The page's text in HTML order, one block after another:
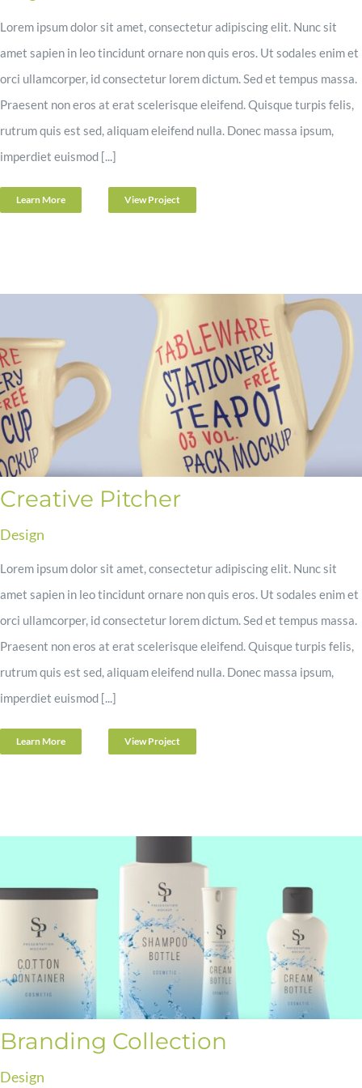
Lorem ipsum dolor sit amet, consectetur adipiscing elit. Nunc sit
amet sapien in leo tincidunt ornare non quis eros. Ut sodales enim et
orci ullamcorper, id consectetur lorem dictum. Sed et tempus massa.
Praesent non eros at erat scelerisque eleifend. Quisque turpis felis,
rutrum quis est sed, aliquam eleifend nulla. Donec massa ipsum,
imperdiet euismod [...]
Learn More View Project
Creative Pitcher
Design
Lorem ipsum dolor sit amet, consectetur adipiscing elit. Nunc sit
amet sapien in leo tincidunt ornare non quis eros. Ut sodales enim et
orci ullamcorper, id consectetur lorem dictum. Sed et tempus massa.
Praesent non eros at erat scelerisque eleifend. Quisque turpis felis,
rutrum quis est sed, aliquam eleifend nulla. Donec massa ipsum,
imperdiet euismod [...]
Learn More View Project
Branding Collection
Design